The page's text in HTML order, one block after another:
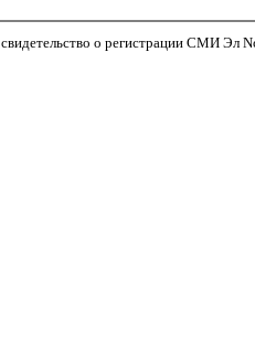
, свидетельство о регистрации СМИ Эл